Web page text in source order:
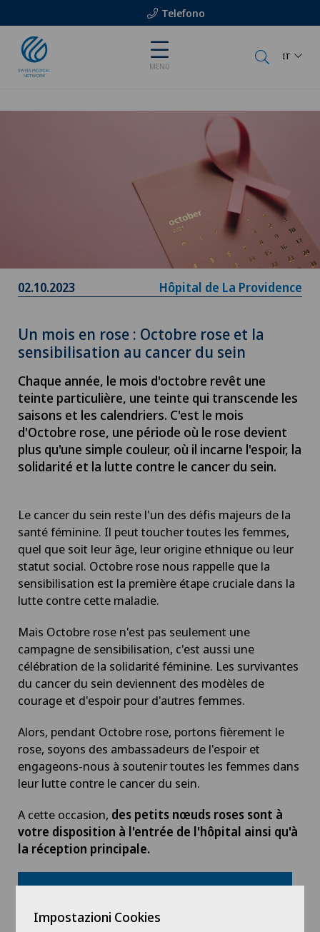
Telefono
MENU
IT
02.10.2023 Hôpital de La Providence
Un mois en rose : Octobre rose et la
sensibilisation au cancer du sein
Chaque année, le mois d'octobre revêt une
teinte particulière, une teinte qui transcende les
saisons et les calendriers. C'est le mois
d'Octobre rose, une période où le rose devient
plus qu'une simple couleur, où il incarne l'espoir, la
solidarité et la lutte contre le cancer du sein.
Le cancer du sein reste l'un des défis majeurs de la
santé féminine. Il peut toucher toutes les femmes,
quel que soit leur âge, leur origine ethnique ou leur
statut social. Octobre rose nous rappelle que la
sensibilisation est la première étape cruciale dans la
lutte contre cette maladie.
Mais Octobre rose n'est pas seulement une
campagne de sensibilisation, c'est aussi une
célébration de la solidarité féminine. Les survivantes
du cancer du sein deviennent des modèles de
courage et d'espoir pour d'autres femmes.
Alors, pendant Octobre rose, portons fièrement le
rose, soyons des ambassadeurs de l'espoir et
engageons-nous à soutenir toutes les femmes dans
leur lutte contre le cancer du sein.
A cette occasion, des petits nœuds roses sont à
votre disposition à l'entrée de l'hôpital ainsi qu'à
la réception principale.
Télécharger la brochure d'information
Impostazioni Cookies